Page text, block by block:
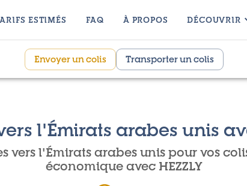
ESTIMÉS FAQ À PROPOS DÉCOUVRIR
Envoyer un colis Transporter un colis
l'Émirats arabes unis
vers l'Émirats arabes unis pour vos
économique avec HEZZLY